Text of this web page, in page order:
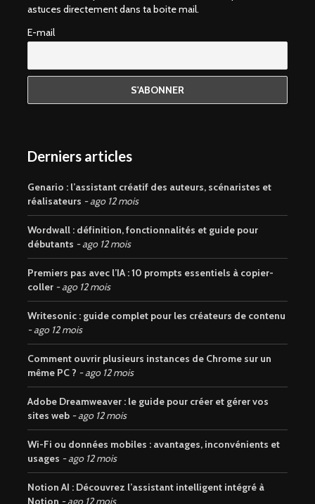
astuces directement dans ta boite mail.
E-mail
Derniers articles
Genario : l’assistant créatif des auteurs, scénaristes et
réalisateurs
ago 12 mois
Wordwall : définition, fonctionnalités et guide pour
débutants
ago 12 mois
Premiers pas avec l’IA : 10 prompts essentiels à copier-
coller
ago 12 mois
Writesonic : guide complet pour les créateurs de contenu
ago 12 mois
Comment ouvrir plusieurs instances de Chrome sur un
même PC ?
ago 12 mois
Adobe Dreamweaver : le guide pour créer et gérer vos
sites web
ago 12 mois
Wi-Fi ou données mobiles : avantages, inconvénients et
usages
ago 12 mois
Notion AI : Découvrez l’assistant intelligent intégré à
Notion
ago 12 mois